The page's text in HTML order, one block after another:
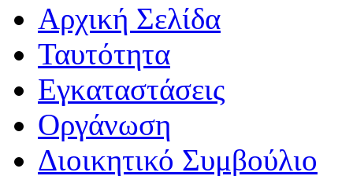
Αρχική Σελίδα
Ταυτότητα
Εγκαταστάσεις
Οργάνωση
Διοικητικό Συμβούλιο